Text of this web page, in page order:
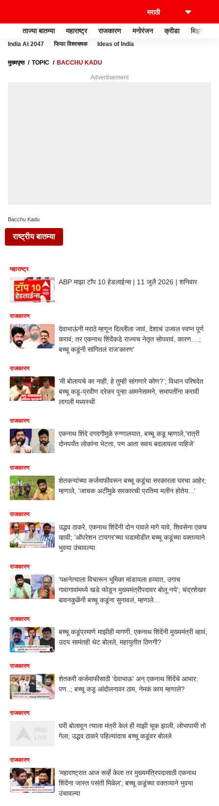
ताज्या बातम्या महाराष्ट्र राजकारण मनोरंजन क्रीडा बिझनेस
India At 2047 फिफा विश्वचषक Ideas of India
मुख्यपृष्ठ TOPIC BACCHU KADU
Advertisement
Bacchu Kadu
राष्ट्रीय बातम्या
महाराष्ट्र
ABP माझा टॉप 10 हेडलाईन्स | 11 जुलै 2026 | शनिवार
राजकारण
देवाभाऊंनी मराठे म्हणून दिल्लीला जावं, देशाचं उज्वल स्वप्न पूर्ण
करावं; तर एकनाथ शिंदेंकडे राज्यच नेतृत सोपवावं, कारण....;
बच्चू कडूंनी सांगितलं राज'कारण'
राजकारण
'मी बोलायचे का नाही, हे तुम्ही सांगणारे कोण?’; विधान परिषदेत
बच्चू कडू-प्रवीण दरेकर पुन्हा आमनेसामने, सभापतींना करावी
लागली मध्यस्थी
राजकारण
एकनाथ शिंदे दगदगीमुळे रुग्णालयात, बच्चू कडू म्हणाले,'रात्री
दोनपर्यंत लोकांना भेटता, पण आता सवय बदलायला पाहिजे'
राजकारण
शेतकऱ्यांच्या कर्जमाफीवरून बच्चू कडूंचा सरकारला घरचा आहेर;
म्हणाले, 'जाचक अटींमुळे सरकारची प्रतिमा मलीन होतेय...'
राजकारण
उद्धव ठाकरे, एकनाथ शिंदेंनी दोन पावले मागे यावे, शिवसेना एकच
व्हावी; 'ऑपरेशन टायगर'च्या घडामोडीत बच्चू कडूंच्या वक्तव्याने
भुवया उंचावल्या
राजकारण
'पक्षनेत्याला विचारून भूमिका मांडायला हव्यात, उगाच
गावागावांमध्ये खडे फोडून मुख्यमंत्रीपदावर बोलू नये'; चंद्रशेखर
बावनकुळेंनी बच्चू कडूंना सुनावलं, म्हणाले...
राजकारण
बच्चू कडूंप्रमाणे माझीही मागणी, एकनाथ शिंदेंनी मुख्यमंत्री व्हावं;
उदय सामंतही थेट बोलले, महायुतीत ठिणगी?
राजकारण
शेतकरी कर्जमाफीसाठी 'देवाभाऊ' अन् एकनाथ शिंदेंचे आभार;
पण..; बच्चू कडू आंदोलनावर ठाम, नेमकं काय म्हणाले?
राजकारण
घरी बोलावून त्याला मंत्री केलं ही माझी चूक झाली, लोभापायी तो
गेला; उद्धव ठाकरे पहिल्यांदाच बच्चू कडूंवर बोलले
राजकारण
'महाराष्ट्रात आज सर्व्हे केला तर मुख्यमंत्रिपदासाठी एकनाथ
शिंदेंना जास्त पसंती मिळेल'; बच्चू कडूंच्या वक्तव्याने भुवया
उंचावल्या